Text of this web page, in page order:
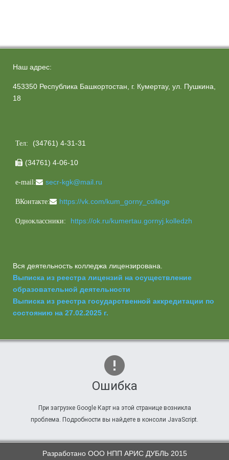
Наш адрес:
453350 Республика Башкортостан, г. Кумертау, ул. Пушкина,
18
Тел: (34761) 4-31-31
 (34761) 4-06-10
e-mail: secr-kgk@mail.ru
ВКонтакте: https://vk.com/kum_gorny_college
Одноклассники: https://ok.ru/kumertau.gornyj.kolledzh
Вся деятельность колледжа лицензирована.
Выписка из реестра лицензий на осуществление
образовательной деятельности
Выписка из реестра государственной аккредитации по
состоянию на 27.02.2025 г.
Ошибка
При загрузке Google Карт на этой странице возникла
проблема. Подробности вы найдете в консоли JavaScript.
Разработано ООО НПП АРИС ДУБЛЬ 2015